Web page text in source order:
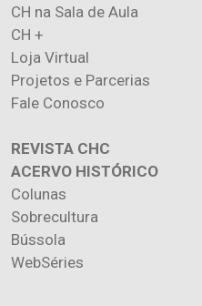
CH na Sala de Aula
CH +
Loja Virtual
Projetos e Parcerias
Fale Conosco
REVISTA CHC
ACERVO HISTÓRICO
Colunas
Sobrecultura
Bússola
WebSéries